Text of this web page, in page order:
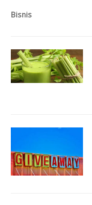
Bisnis